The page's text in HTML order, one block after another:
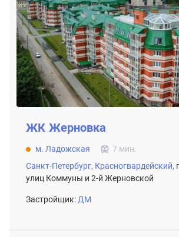
ЖК Жерновка
м. Ладожская
7 мин.
Санкт-Петербург, Красногвардейский,
улиц Коммуны и 2-й Жерновской
Застройщик: ДМ